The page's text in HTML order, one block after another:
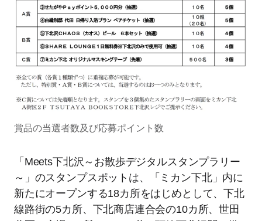
賞品の当選者数及び応募ポイント数
「Meets下北沢～お散歩デジタルスタンプラリー
～」のスタンプスポットは、「ミカン下北」内に
新たにオープンする18カ所をはじめとして、下北
線路街の5カ所、下北商店連合会の10カ所、世田